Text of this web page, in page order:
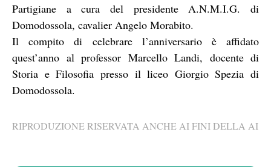
Partigiane a cura del presidente A.N.M.I.G. di
Domodossola, cavalier Angelo Morabito.
Il compito di celebrare l’anniversario è affidato
quest’anno al professor Marcello Landi, docente di
Storia e Filosofia presso il liceo Giorgio Spezia di
Domodossola.
RIPRODUZIONE RISERVATA ANCHE AI FINI DELLA AI